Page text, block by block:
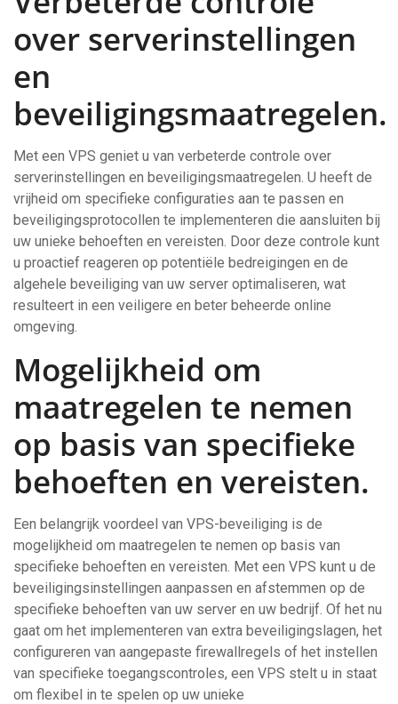
over serverinstellingen
en
beveiligingsmaatregelen.
Met een VPS geniet u van verbeterde controle over
serverinstellingen en beveiligingsmaatregelen. U heeft de
vrijheid om specifieke configuraties aan te passen en
beveiligingsprotocollen te implementeren die aansluiten bij
uw unieke behoeften en vereisten. Door deze controle kunt
u proactief reageren op potentiële bedreigingen en de
algehele beveiliging van uw server optimaliseren, wat
resulteert in een veiligere en beter beheerde online
omgeving.
Mogelijkheid om
maatregelen te nemen
op basis van specifieke
behoeften en vereisten.
Een belangrijk voordeel van VPS-beveiliging is de
mogelijkheid om maatregelen te nemen op basis van
specifieke behoeften en vereisten. Met een VPS kunt u de
beveiligingsinstellingen aanpassen en afstemmen op de
specifieke behoeften van uw server en uw bedrijf. Of het nu
gaat om het implementeren van extra beveiligingslagen, het
configureren van aangepaste firewallregels of het instellen
van specifieke toegangscontroles, een VPS stelt u in staat
om flexibel in te spelen op uw unieke